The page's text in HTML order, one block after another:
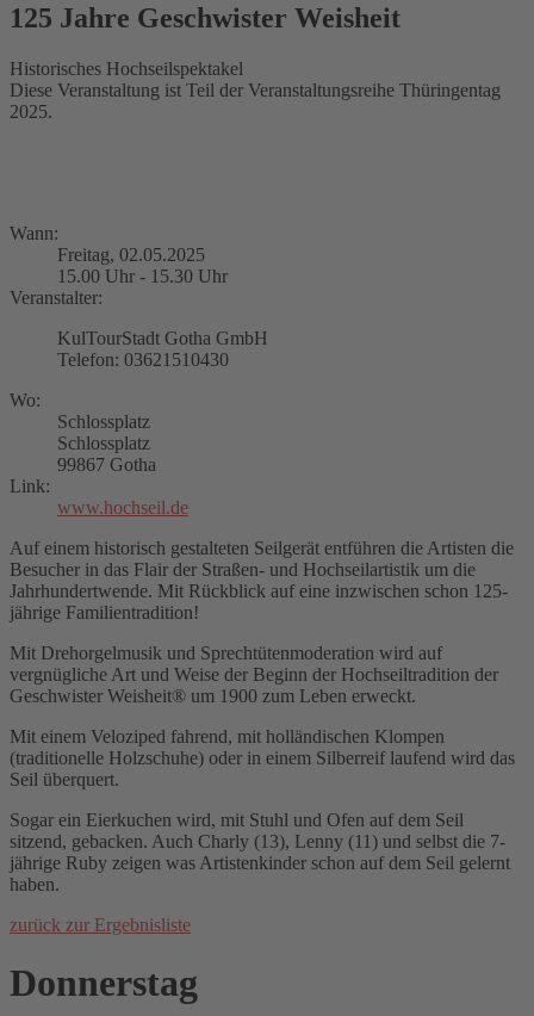
125 Jahre Geschwister Weisheit
Historisches Hochseilspektakel
Diese Veranstaltung ist Teil der Veranstaltungsreihe Thüringentag
2025.
Wann:
Freitag, 02.05.2025
15.00 Uhr - 15.30 Uhr
Veranstalter:
KulTourStadt Gotha GmbH
Telefon: 03621510430
Wo:
Schlossplatz
Schlossplatz
99867 Gotha
Link:
www.hochseil.de
Auf einem historisch gestalteten Seilgerät entführen die Artisten die
Besucher in das Flair der Straßen- und Hochseilartistik um die
Jahrhundertwende. Mit Rückblick auf eine inzwischen schon 125-
jährige Familientradition!
Mit Drehorgelmusik und Sprechtütenmoderation wird auf
vergnügliche Art und Weise der Beginn der Hochseiltradition der
Geschwister Weisheit® um 1900 zum Leben erweckt.
Mit einem Veloziped fahrend, mit holländischen Klompen
(traditionelle Holzschuhe) oder in einem Silberreif laufend wird das
Seil überquert.
Sogar ein Eierkuchen wird, mit Stuhl und Ofen auf dem Seil
sitzend, gebacken. Auch Charly (13), Lenny (11) und selbst die 7-
jährige Ruby zeigen was Artistenkinder schon auf dem Seil gelernt
haben.
zurück zur Ergebnisliste
Donnerstag